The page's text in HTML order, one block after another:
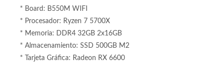
465mm (Ancho x Alto x Profundida) Fuente de poder Varias
700W 80+ de 700 Watts Reales 80+ bronce certificada
CONFIGURACION:
* Board: B550M WIFI